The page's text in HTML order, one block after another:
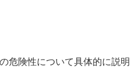
危険性について具体的に説明